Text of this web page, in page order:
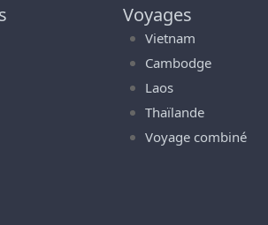
Voyages
Vietnam
Cambodge
Laos
Thaïlande
Voyage combiné